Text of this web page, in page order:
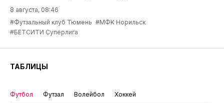
8 августа, 08:46
#Футзальный клуб Тюмень #МФК Норильск
#БЕТСИТИ Суперлига
ТАБЛИЦЫ
Футбол Футзал Волейбол Хоккей